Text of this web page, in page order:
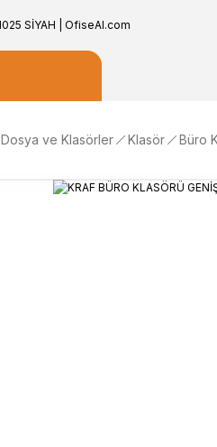
Dosya ve Klasörler Klasör Büro